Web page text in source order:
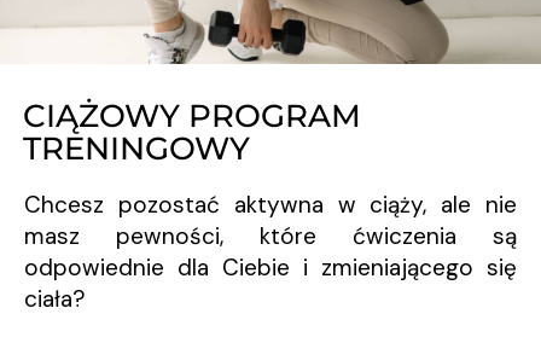
CIĄŻOWY PROGRAM
TRENINGOWY
Chcesz pozostać aktywna w ciąży, ale nie
masz pewności, które ćwiczenia są
odpowiednie dla Ciebie i zmieniającego się
ciała?